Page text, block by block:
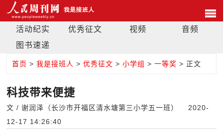
活动纪实 优秀征文 视频
音频
图书速递
首页 >我是接班人 >优秀征文 >小学组 >一等奖 > 正文
科技带来便捷
文 / 谢润泽（长沙市开福区清水塘第三小学五一班） 2020-
12-17 14:26:40